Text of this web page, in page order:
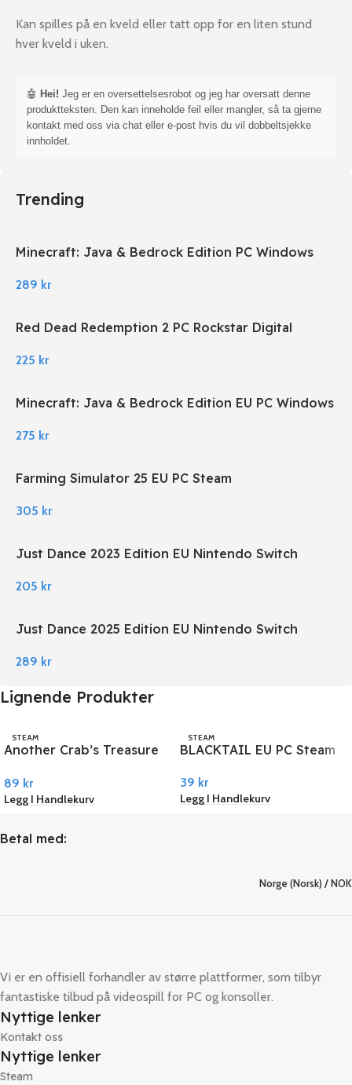
Kan spilles på en kveld eller tatt opp for en liten stund
hver kveld i uken.
🤖 Hei! Jeg er en oversettelsesrobot og jeg har oversatt denne
produktteksten. Den kan inneholde feil eller mangler, så ta gjerne
kontakt med oss via chat eller e-post hvis du vil dobbeltsjekke
innholdet.
Trending
Minecraft: Java & Bedrock Edition PC Windows
289 kr
Red Dead Redemption 2 PC Rockstar Digital
225 kr
Minecraft: Java & Bedrock Edition EU PC Windows
275 kr
Farming Simulator 25 EU PC Steam
305 kr
Just Dance 2023 Edition EU Nintendo Switch
205 kr
Just Dance 2025 Edition EU Nintendo Switch
289 kr
Lignende Produkter
STEAM
Another Crab’s Treasure
89 kr
Legg I Handlekurv
STEAM
BLACKTAIL EU PC Steam
39 kr
Legg I Handlekurv
Betal med:
Norge (Norsk) / NOK
Vi er en offisiell forhandler av større plattformer, som tilbyr
fantastiske tilbud på videospill for PC og konsoller.
Nyttige lenker
Kontakt oss
Nyttige lenker
Steam